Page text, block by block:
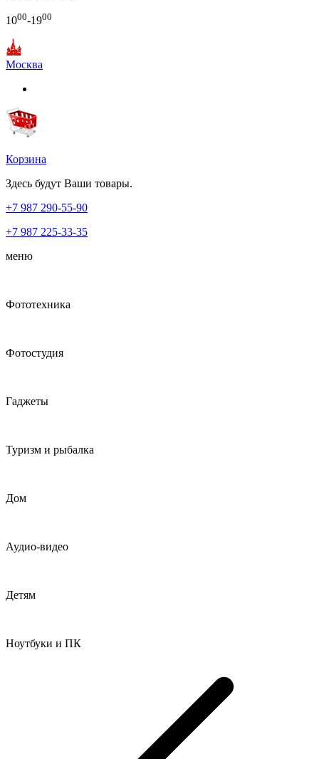
1000-1900
Москва
Корзина
Здесь будут Ваши товары.
+7 987 290-55-90
+7 987 225-33-35
меню
Фототехника
Фотостудия
Гаджеты
Туризм и рыбалка
Дом
Аудио-видео
Детям
Ноутбуки и ПК